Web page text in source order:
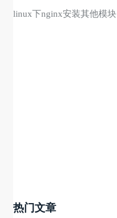
linux下nginx安装其他模块
热门文章